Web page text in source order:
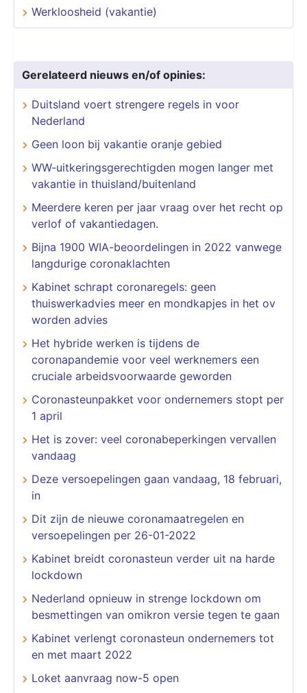
Werkloosheid (vakantie)
Gerelateerd nieuws en/of opinies:
Duitsland voert strengere regels in voor
Nederland
Geen loon bij vakantie oranje gebied
WW-uitkeringsgerechtigden mogen langer met
vakantie in thuisland/buitenland
Meerdere keren per jaar vraag over het recht op
verlof of vakantiedagen.
Bijna 1900 WIA-beoordelingen in 2022 vanwege
langdurige coronaklachten
Kabinet schrapt coronaregels: geen
thuiswerkadvies meer en mondkapjes in het ov
worden advies
Het hybride werken is tijdens de
coronapandemie voor veel werknemers een
cruciale arbeidsvoorwaarde geworden
Coronasteunpakket voor ondernemers stopt per
1 april
Het is zover: veel coronabeperkingen vervallen
vandaag
Deze versoepelingen gaan vandaag, 18 februari,
in
Dit zijn de nieuwe coronamaatregelen en
versoepelingen per 26-01-2022
Kabinet breidt coronasteun verder uit na harde
lockdown
Nederland opnieuw in strenge lockdown om
besmettingen van omikron versie tegen te gaan
Kabinet verlengt coronasteun ondernemers tot
en met maart 2022
Loket aanvraag now-5 open